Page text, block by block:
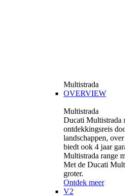
Multistrada
OVERVIEW
Multistrada
Ducati Multistrada
ontdekkingsreis
landschappen,
biedt ook 4 jaar
Multistrada range
Met de Ducati
groter.
Ontdek meer
V2